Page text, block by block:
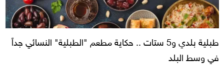
طبلية بلدي و5 ستات .. حكاية مطعم "الطبلية" النسائي جداً
في وسط البلد